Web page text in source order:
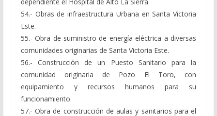
54.- Obras de infraestructura Urbana en Santa Victoria
Este.
55.- Obra de suministro de energía eléctrica a diversas
comunidades originarias de Santa Victoria Este.
56.- Construcción de un Puesto Sanitario para la
comunidad originaria de Pozo El Toro, con
equipamiento y recursos humanos para su
funcionamiento.
57.- Obra de construcción de aulas y sanitarios para el